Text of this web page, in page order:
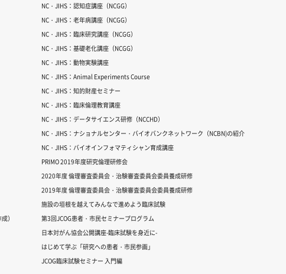
）
NC・JIHS：認知症講座（NCGG）
NC・JIHS：老年病講座（NCGG）
NC・JIHS：臨床研究講座（NCGG）
NC・JIHS：基礎老化講座（NCGG）
NC・JIHS：動物実験講座
NC・JIHS：Animal Experiments Course
NC・JIHS：知的財産セミナー
NC・JIHS：臨床倫理教育講座
NC・JIHS：データサイエンス研修（NCCHD）
NC・JIHS：ナショナルセンター・バイオバンクネットワーク（NCBN)の紹介
NC・JIHS：バイオインフォマティシャン育成講座
PRIMO 2019年度研究倫理研修会
2020年度 倫理審査委員会・治験審査委員会委員養成研修
2019年度 倫理審査委員会・治験審査委員会委員養成研修
施設の垣根を越えてみんなで進めよう臨床試験
第3回JCOG患者・市民セミナープログラム
日本対がん協会公開講座-臨床試験を身近に-
はじめて学ぶ「研究への患者・市民参画」
JCOG臨床試験セミナー 入門編